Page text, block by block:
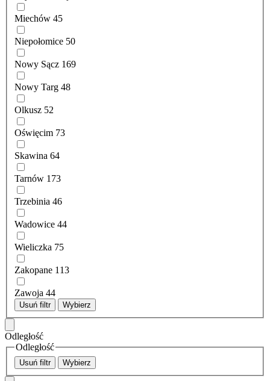
Miechów 45
Niepołomice 50
Nowy Sącz 169
Nowy Targ 48
Olkusz 52
Oświęcim 73
Skawina 64
Tarnów 173
Trzebinia 46
Wadowice 44
Wieliczka 75
Zakopane 113
Zawoja 44
Usuń filtr Wybierz
Odległość
Odległość
Usuń filtr Wybierz